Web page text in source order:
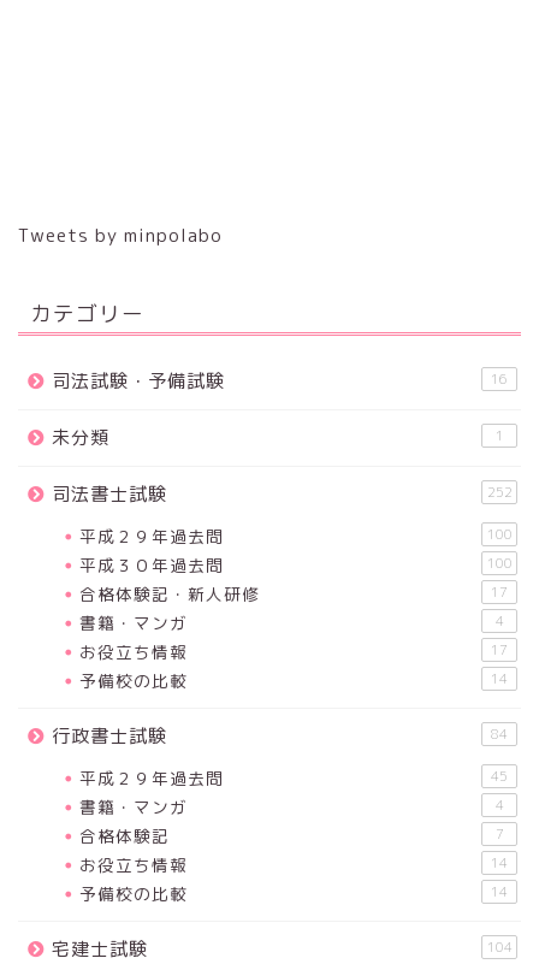
Tweets by minpolabo
カテゴリー
司法試験・予備試験 16
未分類 1
司法書士試験 252
平成２９年過去問 100
平成３０年過去問 100
合格体験記・新人研修 17
書籍・マンガ 4
お役立ち情報 17
予備校の比較 14
行政書士試験 84
平成２９年過去問 45
書籍・マンガ 4
合格体験記 7
お役立ち情報 14
予備校の比較 14
宅建士試験 104